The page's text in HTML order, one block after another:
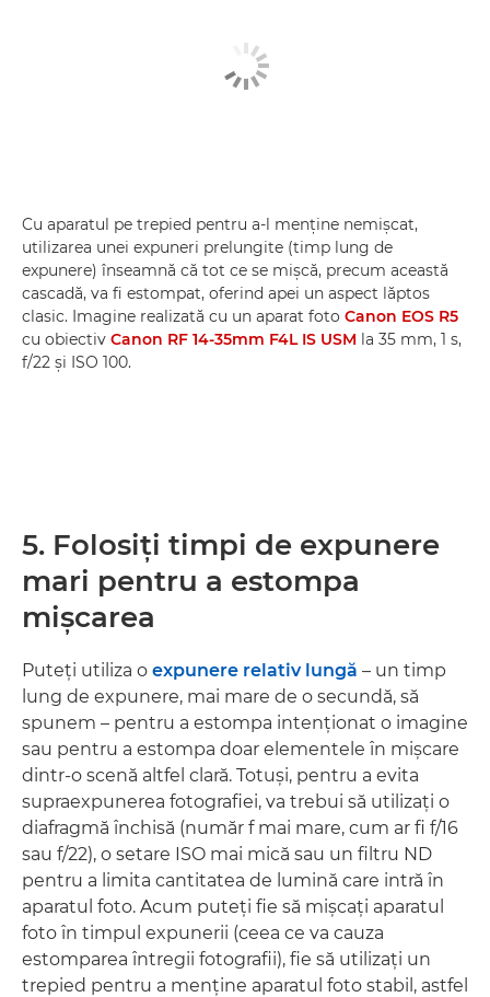
Cu aparatul pe trepied pentru a-l menţine nemişcat,
utilizarea unei expuneri prelungite (timp lung de
expunere) înseamnă că tot ce se mişcă, precum această
cascadă, va fi estompat, oferind apei un aspect lăptos
clasic. Imagine realizată cu un aparat foto Canon EOS R5
cu obiectiv Canon RF 14-35mm F4L IS USM la 35 mm, 1 s,
f/22 şi ISO 100.
5. Folosiţi timpi de expunere
mari pentru a estompa
mişcarea
Puteţi utiliza o expunere relativ lungă – un timp
lung de expunere, mai mare de o secundă, să
spunem – pentru a estompa intenţionat o imagine
sau pentru a estompa doar elementele în mişcare
dintr-o scenă altfel clară. Totuşi, pentru a evita
supraexpunerea fotografiei, va trebui să utilizaţi o
diafragmă închisă (număr f mai mare, cum ar fi f/16
sau f/22), o setare ISO mai mică sau un filtru ND
pentru a limita cantitatea de lumină care intră în
aparatul foto. Acum puteţi fie să mişcaţi aparatul
foto în timpul expunerii (ceea ce va cauza
estomparea întregii fotografii), fie să utilizaţi un
trepied pentru a menţine aparatul foto stabil, astfel